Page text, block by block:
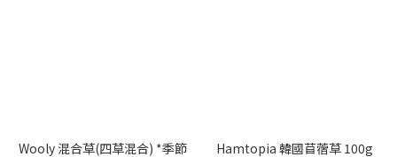
Wooly 混合草(四草混合) *季節
Hamtopia 韓國苜蓿草 100g